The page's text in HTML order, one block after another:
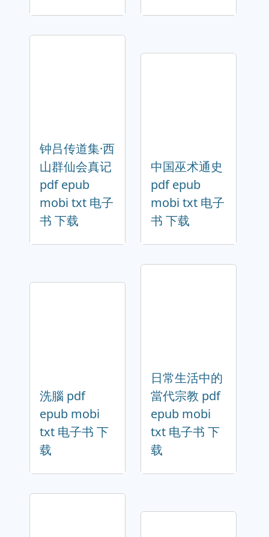
钟吕传道集·西
山群仙会真记
pdf epub
mobi txt 电子
书 下载
中国巫术通史
pdf epub
mobi txt 电子
书 下载
洗腦 pdf
epub mobi
txt 电子书 下
载
日常生活中的
當代宗教 pdf
epub mobi
txt 电子书 下
载